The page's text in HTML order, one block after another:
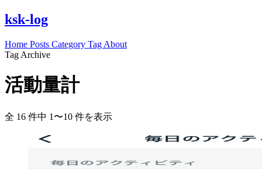
ksk-log
Home Posts Category Tag About
Tag Archive
活動量計
全 16 件中 1〜10 件を表示